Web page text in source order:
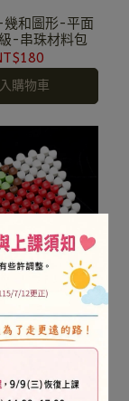
和圖形-平面
-串珠材料包
購物車
蘋果-平面系
-串珠材料包
購物車